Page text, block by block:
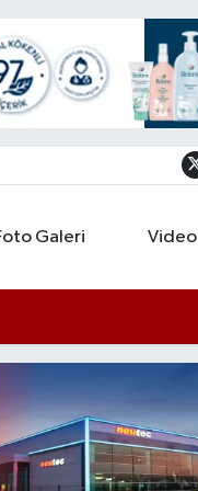
Galeri Video